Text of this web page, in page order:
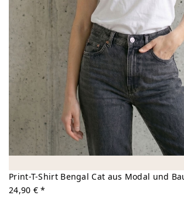
Print-T-Shirt Bengal Cat aus Modal und
24,90 € *